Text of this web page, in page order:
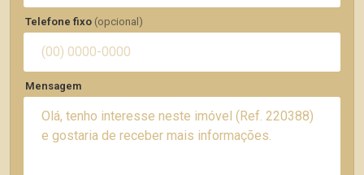
Telefone fixo (opcional)
Mensagem